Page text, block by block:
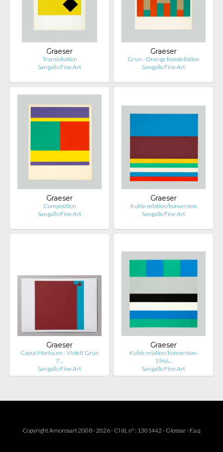
Graeser
Translokation
Sangallo Fine Art
Graeser
Grun - Orange konstellation
Sangallo Fine Art
Graeser
Composition
Sangallo Fine Art
Graeser
Kuhle relation/konversion
Sangallo Fine Art
Graeser
Caput Mortuum - Violett Grun
7…
Sangallo Fine Art
Graeser
Kuhle relation/konversion-
1966…
Sangallo Fine Art
Copyright Amorosart 2008 - 2026 - CNIL n° : 1301442 - Glossar- F.a.q